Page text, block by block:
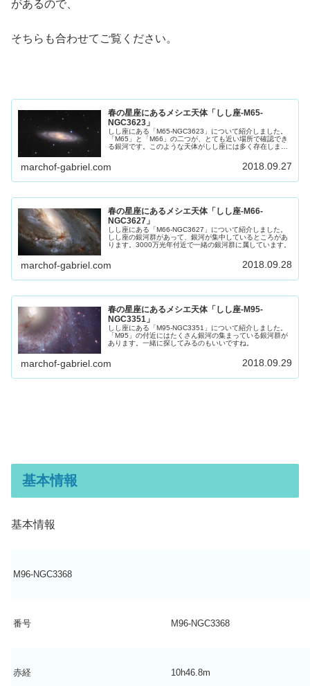
があるので、
そちらも合わせてご覧ください。
春の星座にあるメシエ天体「しし座-M65-
NGC3623」
しし座にある「M65-NGC3623」について紹介しました。
「M65」と「M66」の二つが、とても近い場所で確認でき
る銀河です。このような天体がしし座には多く存在しま
marchof-gabriel.com 2018.09.27
春の星座にあるメシエ天体「しし座-M66-
NGC3627」
しし座にある「M66-NGC3627」について紹介しました。
しし座の銀河群があって、銀河が集中しているところがあ
ります。3000万光年付近で一緒の銀河群に属しています。
marchof-gabriel.com 2018.09.28
春の星座にあるメシエ天体「しし座-M95-
NGC3351」
しし座にある「M95-NGC3351」について紹介しました。
「M95」の付近にはたくさん銀河の集まっている銀河群が
あります。一緒に探してみるのもいいですね。
marchof-gabriel.com 2018.09.29
基本情報
基本情報
M96-NGC3368
番号 M96-NGC3368
赤経 10h46.8m